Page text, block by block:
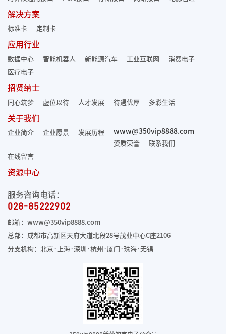
解决方案
标准卡 定制卡
应用行业
数据中心 智能机器人 新能源汽车 工业互联网
消费电子
医疗电子
招贤纳士
同心筑梦 虚位以待 人才发展 待遇优厚 多彩生活
关于我们
www@350vip8888.com
企业简介 企业愿景
发展历程
资质荣誉
联系我们
在线留言
资源中心
服务咨询电话：
028-85222902
邮箱：www@350vip8888.com
总部：成都市高新区天府大道北段28号茂业中心C座2106
分支机构：北京·上海·深圳·杭州·厦门·珠海·无锡